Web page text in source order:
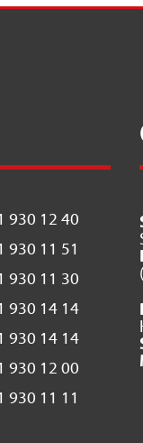
930 12 40
930 11 51
930 11 30
930 14 14
930 14 14
930 12 00
930 11 11